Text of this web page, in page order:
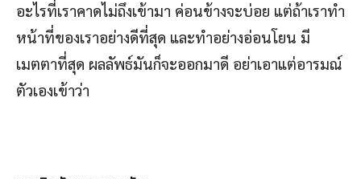
อะไรที่เราคาดไม่ถึงเข้ามา ค่อนข้างจะบ่อย แต่ถ้าเราทำ
หน้าที่ของเราอย่างดีที่สุด และทำอย่างอ่อนโยน มี
เมตตาที่สุด ผลลัพธ์มันก็จะออกมาดี อย่าเอาแต่อารมณ์
ตัวเองเข้าว่า